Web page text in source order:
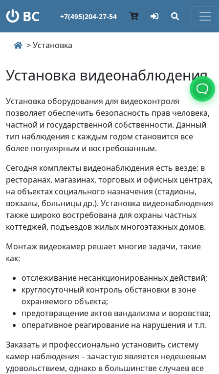
ВС +7(495)204-27-54
> Установка
Установка видеонаблюдения
Установка оборудования для видеоконтроля
позволяет обеспечить безопасность прав человека,
частной и государственной собственности. Данный
тип наблюдения с каждым годом становится все
более популярным и востребованным.
Сегодня комплекты видеонаблюдения есть везде: в
ресторанах, магазинах, торговых и офисных центрах,
на объектах социального назначения (стадионы,
вокзалы, больницы др.). Установка видеонаблюдения
также широко востребована для охраны частных
коттеджей, подъездов жилых многоэтажных домов.
Монтаж видеокамер решает многие задачи, такие
как:
отслеживание несанкционированных действий;
круглосуточный контроль обстановки в зоне
охраняемого объекта;
предотвращение актов вандализма и воровства;
оперативное реагирование на нарушения и т.п.
Заказать и профессионально установить систему
камер наблюдения – зачастую является недешевым
удовольствием, однако в большинстве случаев все